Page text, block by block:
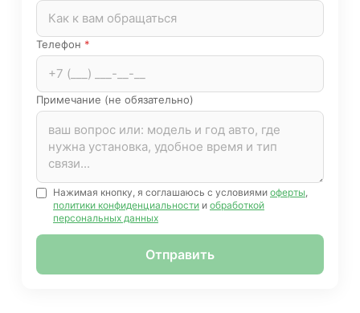
Телефон *
Примечание (не обязательно)
Нажимая кнопку, я соглашаюсь с условиями оферты
политики конфиденциальности и обработкой
персональных данных
Отправить